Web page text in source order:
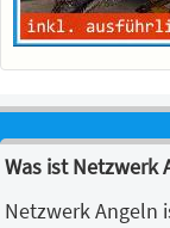
Was ist Netzwerk
Netzwerk Angeln